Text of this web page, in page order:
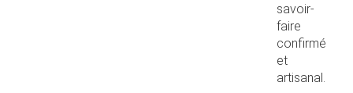
savoir-
faire
confirmé
et
artisanal.